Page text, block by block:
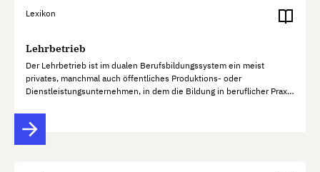
Lexikon
Lehrbetrieb
Der Lehrbetrieb ist im dualen Berufsbildungssystem ein meist
privates, manchmal auch öffentliches Produktions- oder
Dienstleistungsunternehmen, in dem die Bildung in beruflicher Praxis
der…